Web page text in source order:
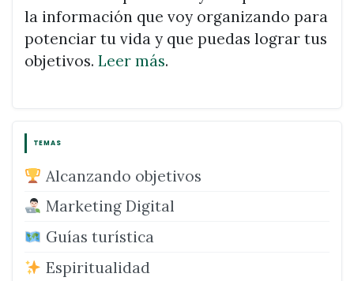
la información que voy organizando para
potenciar tu vida y que puedas lograr tus
objetivos. Leer más.
TEMAS
Alcanzando objetivos
Marketing Digital
Guías turística
Espiritualidad